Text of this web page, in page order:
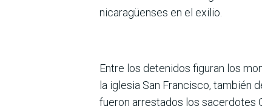
nicaragüenses en el exilio.
Entre los detenidos figuran los
la iglesia San Francisco, también
fueron arrestados los sacerdotes